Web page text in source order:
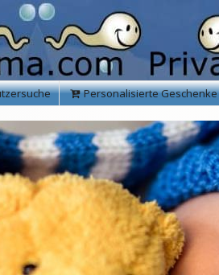
Personalisierte Geschenke